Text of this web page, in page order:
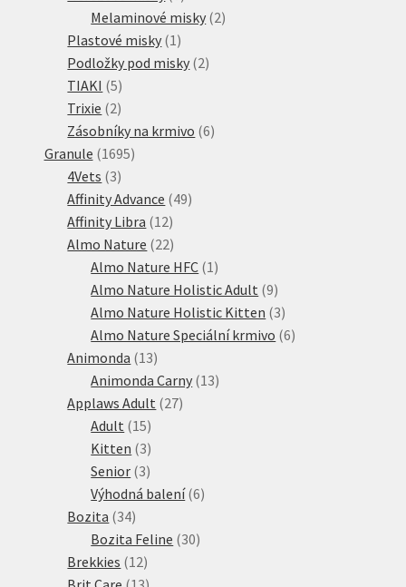
produktů
Melaminové misky 22
Plastové misky 1 1
produkt
Podložky pod misky 22
TIAKI 55
produktů
Trixie 22
produkty
Zásobníky na krmivo 66
Granule 16951695
4Vets 33
produkty
Affinity Advance 4949
Affinity Libra 1212
produktů
Almo Nature 2222
produktů
Almo Nature HFC 1 1
produkt
Almo Nature Holistic Adult 99
produktů
Almo Nature Holistic Kitten 33
produkty
Almo Nature Speciální krmivo 66
Animonda 1313
produktů
Animonda Carny 1313
Applaws Adult 2727
Adult 1515
produktů
Kitten 33
produkty
Senior 33
produkty
Výhodná balení 66
Bozita 3434
produktů
Bozita Feline 3030
Brekkies 1212
produktů
13